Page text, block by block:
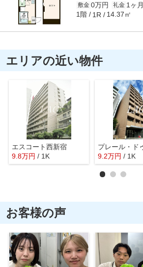
敷金 0万円 礼金 1ヶ月
1階 1R 14.37㎡
エリアの近い物件
エスコート西新宿
9.8万円 / 1K
9.2万円 / 1K
お客様の声